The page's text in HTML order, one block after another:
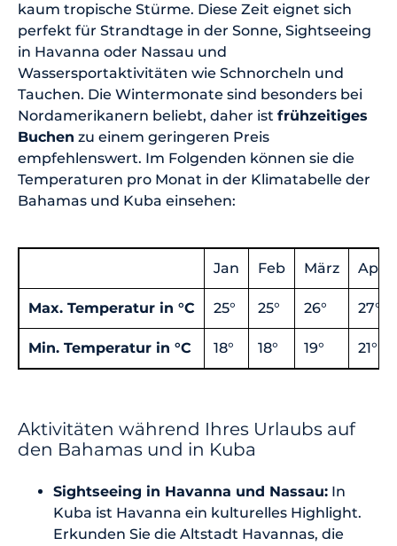
kaum tropische Stürme. Diese Zeit eignet sich
perfekt für Strandtage in der Sonne, Sightseeing
in Havanna oder Nassau und
Wassersportaktivitäten wie Schnorcheln und
Tauchen. Die Wintermonate sind besonders bei
Nordamerikanern beliebt, daher ist frühzeitiges
Buchen zu einem geringeren Preis
empfehlenswert. Im Folgenden können sie die
Temperaturen pro Monat in der Klimatabelle der
Bahamas und Kuba einsehen:
Jan Feb März April
Max. Temperatur in °C 25° 25° 26° 27°
Min. Temperatur in °C 18° 18° 19° 21°
Aktivitäten während Ihres Urlaubs auf
den Bahamas und in Kuba
Sightseeing in Havanna und Nassau: In
Kuba ist Havanna ein kulturelles Highlight.
Erkunden Sie die Altstadt Havannas, die